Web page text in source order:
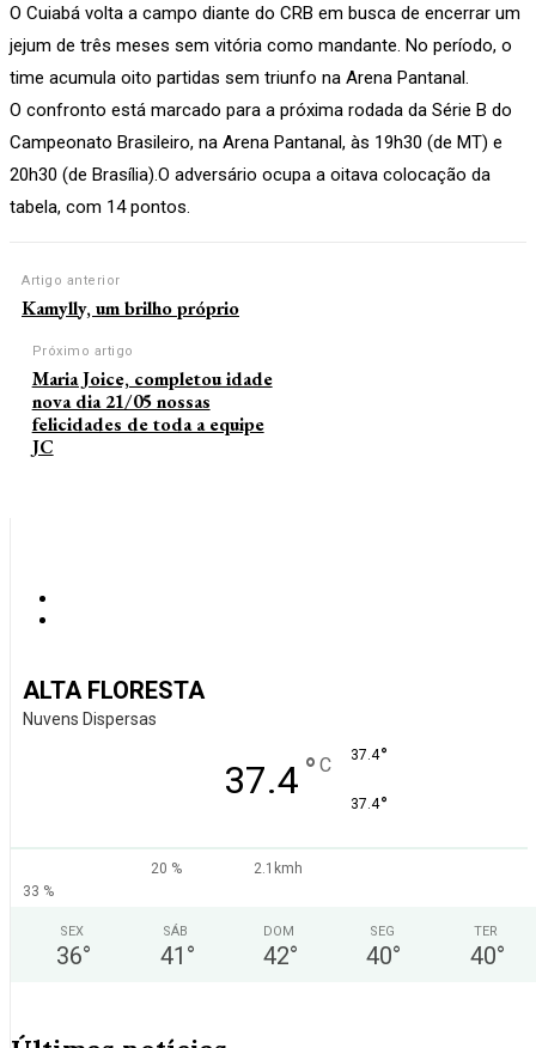
O Cuiabá volta a campo diante do CRB em busca de encerrar um
jejum de três meses sem vitória como mandante. No período, o
time acumula oito partidas sem triunfo na Arena Pantanal.
O confronto está marcado para a próxima rodada da Série B do
Campeonato Brasileiro, na Arena Pantanal, às 19h30 (de MT) e
20h30 (de Brasília).O adversário ocupa a oitava colocação da
tabela, com 14 pontos.
Artigo anterior
Kamylly, um brilho próprio
Próximo artigo
Maria Joice, completou idade
nova dia 21/05 nossas
felicidades de toda a equipe
JC
ALTA FLORESTA
Nuvens Dispersas
37.4 ° C 37.4°
37.4°
20 %
2.1kmh
33 %
SEX
36°
SÁB
41 °
DOM
42°
SEG
40°
TER
40°